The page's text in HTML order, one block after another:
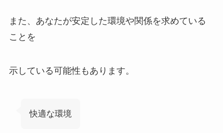
また、あなたが安定した環境や関係を求めている
ことを
示している可能性もあります。
快適な環境